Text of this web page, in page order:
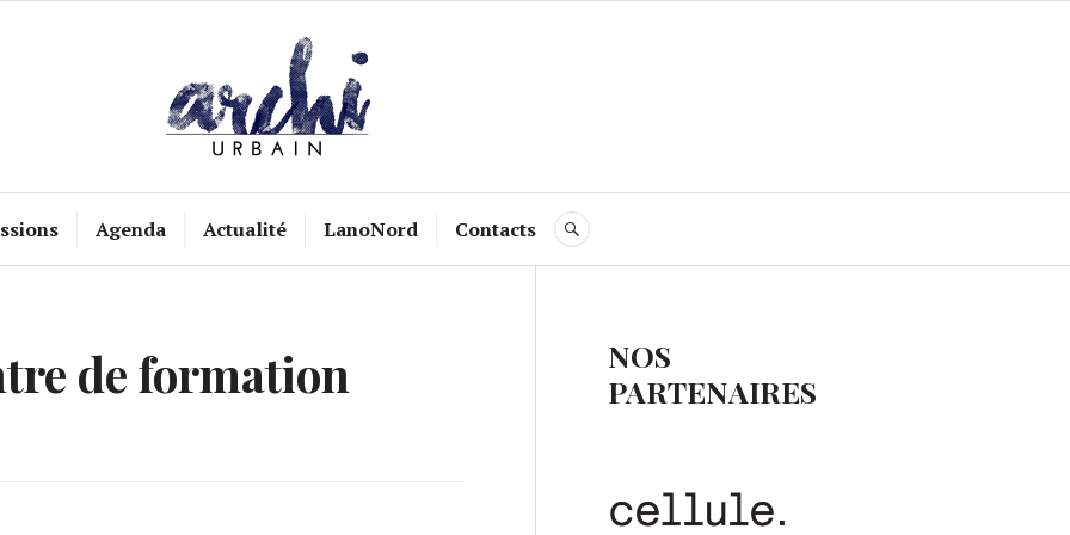
Agenda Actualité LanoNord Contacts RECHERCHE
de formation
NOS
PARTENAIRES